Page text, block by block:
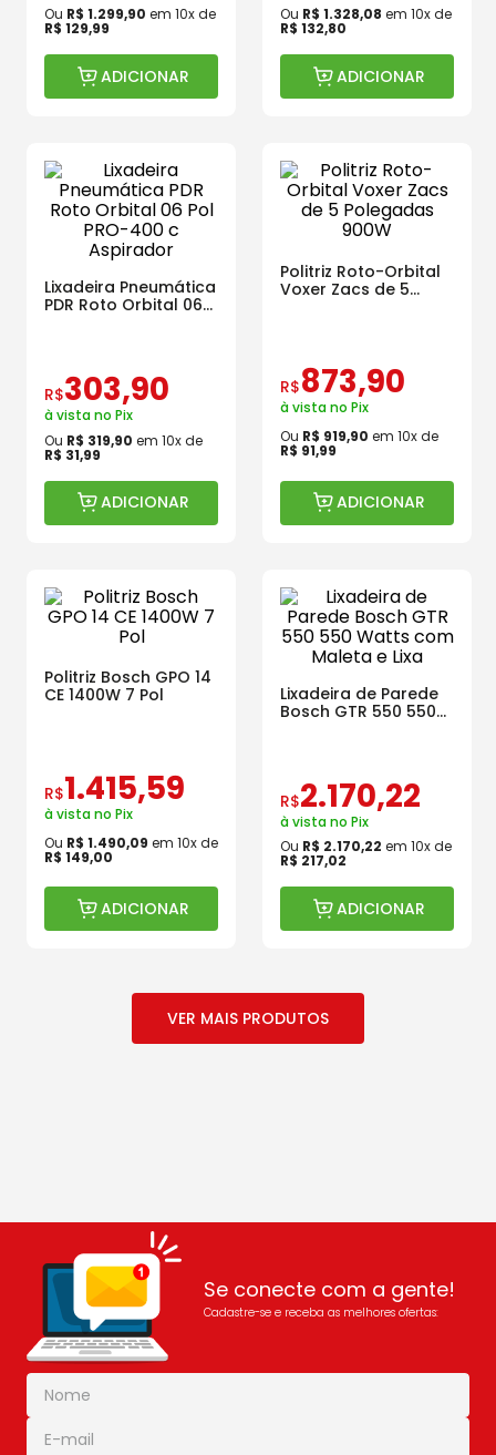
Ou R$ 1.299,90 em 10x de
R$ 129,99
ADICIONAR
Ou R$ 1.328,08 em 10x de
R$ 132,80
ADICIONAR
Lixadeira Pneumática
PDR Roto Orbital 06
R$303,90
à vista no Pix
Ou R$ 319,90 em 10x de
R$ 31,99
ADICIONAR
Politriz Roto-Orbital
Voxer Zacs de 5
R$873,90
à vista no Pix
Ou R$ 919,90 em 10x de
R$ 91,99
ADICIONAR
Politriz Bosch GPO 14
CE 1400W 7 Pol
R$1.415,59
à vista no Pix
Ou R$ 1.490,09 em 10x de
R$ 149,00
ADICIONAR
Lixadeira de Parede
Bosch GTR 550 550
R$2.170,22
à vista no Pix
Ou R$ 2.170,22 em 10x de
R$ 217,02
ADICIONAR
Se conecte com a gente!
Cadastre-se e receba as melhores ofertas: